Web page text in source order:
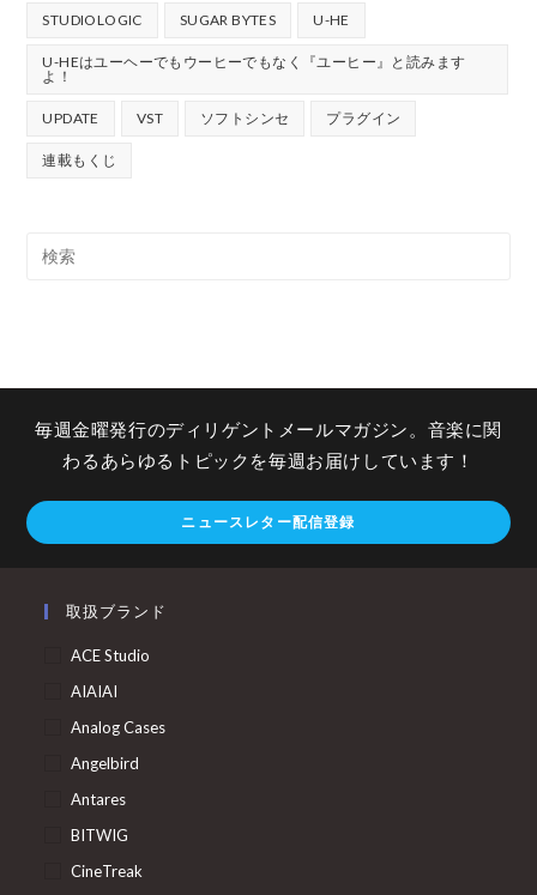
STUDIOLOGIC SUGAR BYTES U-HE
U-HEはユーヘーでもウーヒーでもなく『ユーヒー』と読みます
よ！
UPDATE VST ソフトシンセ プラグイン
連載もくじ
毎週金曜発行のディリゲントメールマガジン。音楽に関
わるあらゆるトピックを毎週お届けしています！
ニュースレター配信登録
取扱ブランド
ACE Studio
AIAIAI
Analog Cases
Angelbird
Antares
BITWIG
CineTreak